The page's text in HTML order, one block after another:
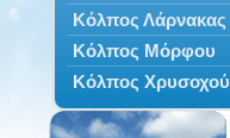
Κόλπος Λάρνακας
Κόλπος Μόρφου
Κόλπος